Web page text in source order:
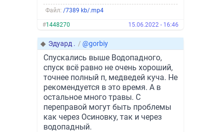
Файл: /7389 kb/.mp4
#1448270 15.06.2022 - 16:46
◆ Эдуард . / @gorbiy
Спускались выше Водопадного,
спуск всё равно не очень хороший,
точнее полный п, медведей куча. Не
рекомендуется в это время. А в
остальное много травы. С
переправой могут быть проблемы
как через Осиновку, так и через
водопадный.